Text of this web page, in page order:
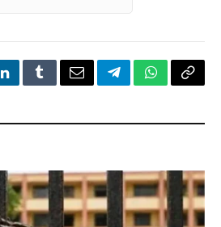
LinkedInTumblrEmailTelegramWhatsApp
Copy